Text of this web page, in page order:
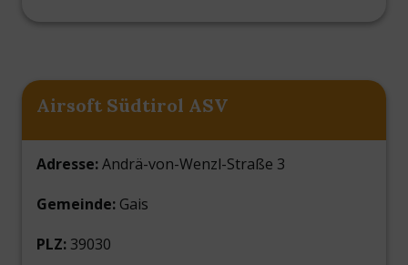
Airsoft Südtirol ASV
Adresse:Andrä-von-Wenzl-Straße 3
Gemeinde: Gais
PLZ: 39030